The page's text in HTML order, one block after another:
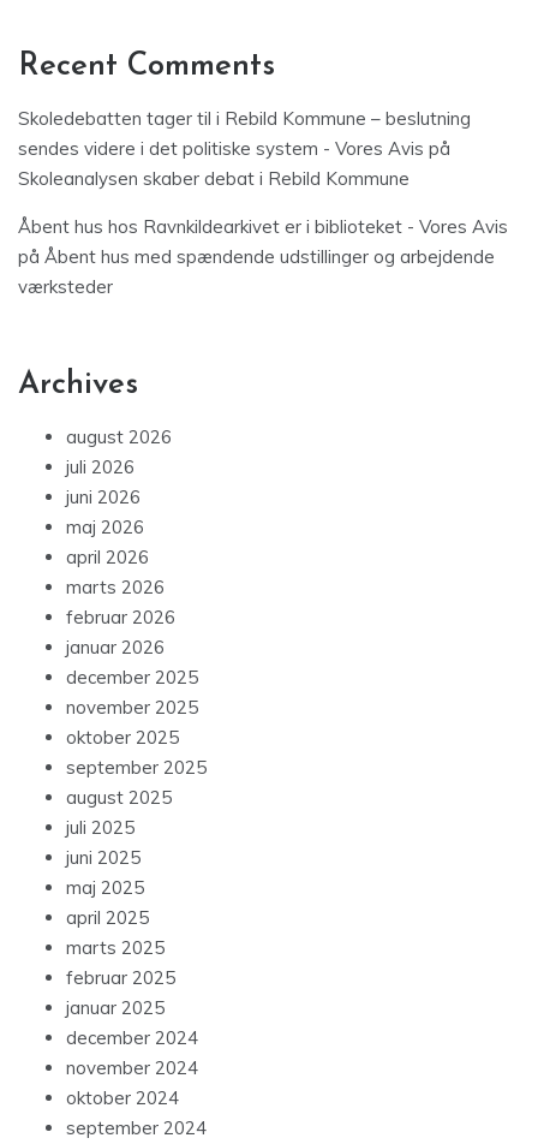
Recent Comments
Skoledebatten tager til i Rebild Kommune – beslutning
sendes videre i det politiske system - Vores Avis på
Skoleanalysen skaber debat i Rebild Kommune
Åbent hus hos Ravnkildearkivet er i biblioteket - Vores Avis
på Åbent hus med spændende udstillinger og arbejdende
værksteder
Archives
august 2026
juli 2026
juni 2026
maj 2026
april 2026
marts 2026
februar 2026
januar 2026
december 2025
november 2025
oktober 2025
september 2025
august 2025
juli 2025
juni 2025
maj 2025
april 2025
marts 2025
februar 2025
januar 2025
december 2024
november 2024
oktober 2024
september 2024